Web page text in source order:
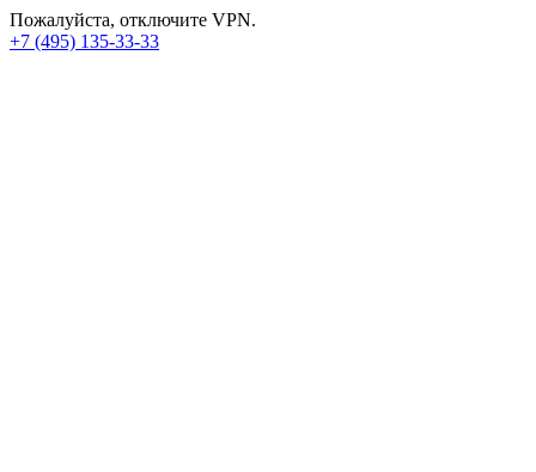
Пожалуйста, отключите VPN.
+7 (495) 135-33-33